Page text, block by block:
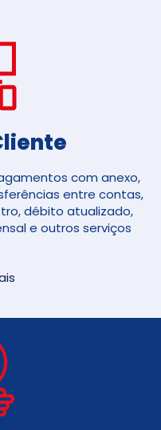
com anexo,
entre contas,
débito atualizado,
e outros serviços